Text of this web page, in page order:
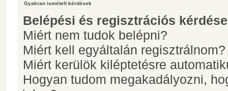
Gyakran ismételt kérdések
Belépési és regisztrációs
Miért nem tudok belépni?
Miért kell egyáltalán regisztrálnom?
Miért kerülök kiléptetésre
Hogyan tudom megakadályozni,